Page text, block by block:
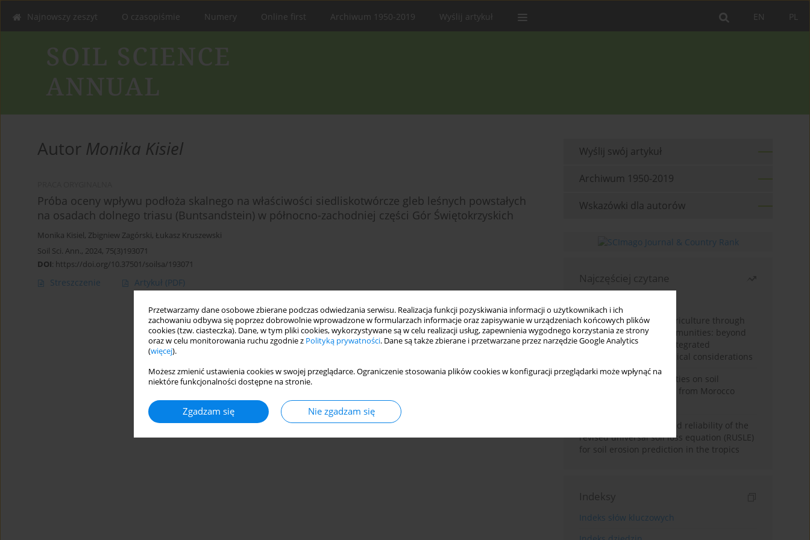
Przetwarzamy dane osobowe zbierane podczas odwiedzania serwisu. Realizacja funkcji pozyskiwania informacji o użytkownikach i ich
zachowaniu odbywa się poprzez dobrowolnie wprowadzone w formularzach informacje oraz zapisywanie w urządzeniach końcowych plików
cookies (tzw. ciasteczka). Dane, w tym pliki cookies, wykorzystywane są w celu realizacji usług, zapewnienia wygodnego korzystania ze strony
oraz w celu monitorowania ruchu zgodnie z Polityką prywatności. Dane są także zbierane i przetwarzane przez narzędzie Google Analytics
(więcej).
Możesz zmienić ustawienia cookies w swojej przeglądarce. Ograniczenie stosowania plików cookies w konfiguracji przeglądarki może wpłynąć na
niektóre funkcjonalności dostępne na stronie.
Zgadzam się Nie zgadzam się
PL
EN
Najnowszy zeszyt O czasopiśmie Numery Online first Archiwum 1950-2019 Wyślij artykuł
Autor Monika Kisiel
Próba oceny wpływu podłoża skalnego na właściwości siedliskotwórcze gleb leśnych powstałych
na osadach dolnego triasu (Buntsandstein) w północno-zachodniej części Gór Świętokrzyskich
Monika Kisiel, Zbigniew Zagórski, Łukasz Kruszewski
Soil Sci. Ann., 2024, 75(3)193071
DOI: https://doi.org/10.37501/soilsa/193071
Streszczenie Artykuł (PDF)
Wyślij swój artykuł
Archiwum 1950-2019
Wskazówki dla autorów
Najczęściej czytane
Towards sustainable agriculture through
synthetic microbial communities: beyond
multifunctional roles, integrated
applications, and ecological considerations
Impacts of mining activities on soil
properties: case studies from Morocco
Revisiting the questioned reliability of the
revised universal soil loss equation (RUSLE)
for soil erosion prediction in the tropics
Indeksy
Indeks słów kluczowych